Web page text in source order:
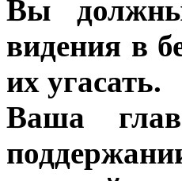
Вы
видения в
их угасать.
Ваша